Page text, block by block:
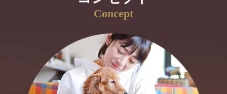
LINE公式アカウントやインスタに診療カレン
診療は予約制ではありません。
予約なしで狂犬病ワクチン、混合ワクチン、
接種できますのでご利用ください。
✩傷の治りを早める
組織修復を促進することが分かっています。
プラズマ治療には、強力な創傷治癒効果があ
Concept